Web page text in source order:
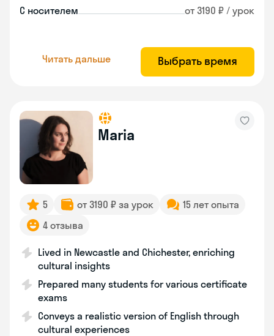
С носителем от 3190 ₽ / урок
Читать дальше Выбрать время
Maria
5 от 3190 ₽ за урок
15 лет опыта
4 отзыва
Lived in Newcastle and Chichester, enriching
cultural insights
Prepared many students for various certificate
exams
Conveys a realistic version of English through
cultural experiences